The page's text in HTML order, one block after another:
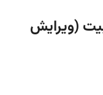
(ویرایش